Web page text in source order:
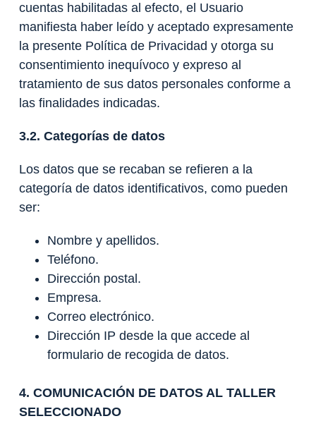
cuentas habilitadas al efecto, el Usuario
manifiesta haber leído y aceptado expresamente
la presente Política de Privacidad y otorga su
consentimiento inequívoco y expreso al
tratamiento de sus datos personales conforme a
las finalidades indicadas.
3.2. Categorías de datos
Los datos que se recaban se refieren a la
categoría de datos identificativos, como pueden
ser:
Nombre y apellidos.
Teléfono.
Dirección postal.
Empresa.
Correo electrónico.
Dirección IP desde la que accede al
formulario de recogida de datos.
4. COMUNICACIÓN DE DATOS AL TALLER
SELECCIONADO